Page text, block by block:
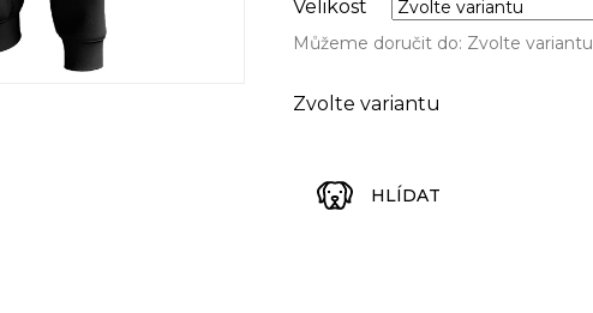
Zvolte variantu
Velikost
Můžeme doručit do: Zvolte variantu
HLÍDAT